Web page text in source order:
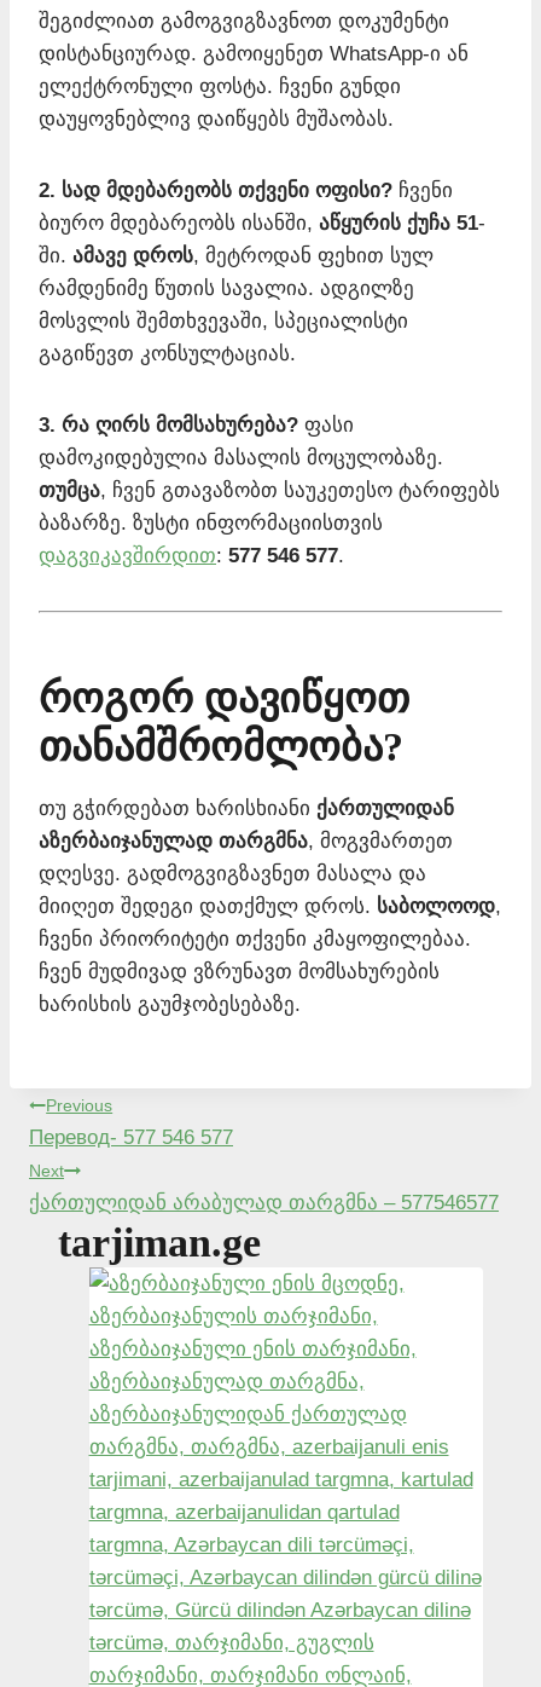
შეგიძლიათ გამოგვიგზავნოთ დოკუმენტი
დისტანციურად. გამოიყენეთ WhatsApp-ი ან
ელექტრონული ფოსტა. ჩვენი გუნდი
დაუყოვნებლივ დაიწყებს მუშაობას.
2. სად მდებარეობს თქვენი ოფისი? ჩვენი
ბიურო მდებარეობს ისანში, აწყურის ქუჩა 51-
ში. ამავე დროს, მეტროდან ფეხით სულ
რამდენიმე წუთის სავალია. ადგილზე
მოსვლის შემთხვევაში, სპეციალისტი
გაგიწევთ კონსულტაციას.
3. რა ღირს მომსახურება? ფასი
დამოკიდებულია მასალის მოცულობაზე.
თუმცა, ჩვენ გთავაზობთ საუკეთესო ტარიფებს
ბაზარზე. ზუსტი ინფორმაციისთვის
დაგვიკავშირდით: 577 546 577.
როგორ დავიწყოთ
თანამშრომლობა?
თუ გჭირდებათ ხარისხიანი ქართულიდან
აზერბაიჯანულად თარგმნა, მოგვმართეთ
დღესვე. გადმოგვიგზავნეთ მასალა და
მიიღეთ შედეგი დათქმულ დროს. საბოლოოდ,
ჩვენი პრიორიტეტი თქვენი კმაყოფილებაა.
ჩვენ მუდმივად ვზრუნავთ მომსახურების
ხარისხის გაუმჯობესებაზე.
Post
navigation
Previous
Перевод- 577 546 577
Next
ქართულიდან არაბულად თარგმნა – 577546577
tarjiman.ge